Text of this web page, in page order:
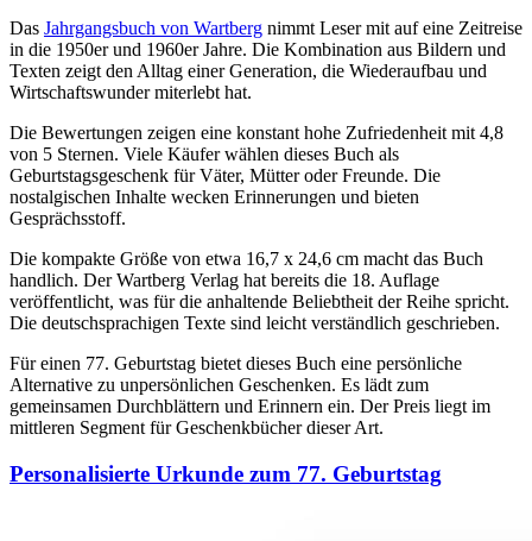
Das Jahrgangsbuch von Wartberg nimmt Leser mit auf eine Zeitreise
in die 1950er und 1960er Jahre. Die Kombination aus Bildern und
Texten zeigt den Alltag einer Generation, die Wiederaufbau und
Wirtschaftswunder miterlebt hat.
Die Bewertungen zeigen eine konstant hohe Zufriedenheit mit 4,8
von 5 Sternen. Viele Käufer wählen dieses Buch als
Geburtstagsgeschenk für Väter, Mütter oder Freunde. Die
nostalgischen Inhalte wecken Erinnerungen und bieten
Gesprächsstoff.
Die kompakte Größe von etwa 16,7 x 24,6 cm macht das Buch
handlich. Der Wartberg Verlag hat bereits die 18. Auflage
veröffentlicht, was für die anhaltende Beliebtheit der Reihe spricht.
Die deutschsprachigen Texte sind leicht verständlich geschrieben.
Für einen 77. Geburtstag bietet dieses Buch eine persönliche
Alternative zu unpersönlichen Geschenken. Es lädt zum
gemeinsamen Durchblättern und Erinnern ein. Der Preis liegt im
mittleren Segment für Geschenkbücher dieser Art.
Personalisierte Urkunde zum 77. Geburtstag